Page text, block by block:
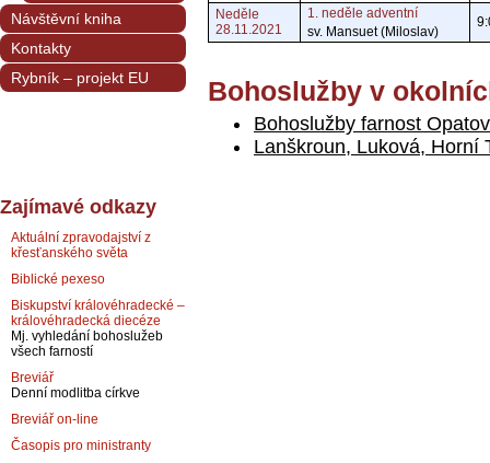
Neděle
28.11.2021
1. neděle adventní
sv. Mansuet (Miloslav)
Bohoslužby v
Bohoslužby farnost Opatov
Lanškroun, Luková, Horní
Návštěvní kniha
Kontakty
Rybník – projekt EU
Zajímavé odkazy
Aktuální zpravodajství z
křesťanského světa
Biblické pexeso
Biskupství královéhradecké –
královéhradecká diecéze
Mj. vyhledání bohoslužeb
všech farností
Breviář
Denní modlitba církve
Breviář on-line
Časopis pro ministranty